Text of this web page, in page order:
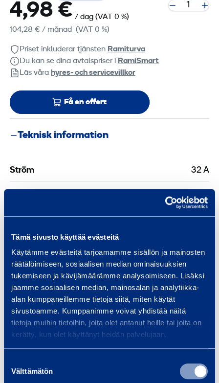
Tämä sivusto käyttää evästeitä
Käytämme evästeitä tarjoamamme sisällön ja mainosten
räätälöimiseen, sosiaalisen median ominaisuuksien
tukemiseen ja kävijämäärämme analysoimiseen. Lisäksi
jaamme sosiaalisen median, mainosalan ja analytiikka-
alan kumppaneillemme tietoja siitä, miten käytät
sivustoamme. Kumppanimme voivat yhdistää näitä
tietoja muihin tietoihin, joita olet antanut heille tai joita on
kerätty, kun olet käyttänyt heidän palvelujaan.
valinta
Välttämätön
4,98 € / dag (VAT 0 %)
104,28 € / månad (VAT 0 %)
Priset inkluderar tjänsten Ramiturva
Du kan se dina avtalspriser i RamiSmart
Läs våra hyres‑ och servicevillkor
Få en offert
Teknisk information
Ström 32 A
15 kg
Bredd 200 mm
Höjd 1000 mm